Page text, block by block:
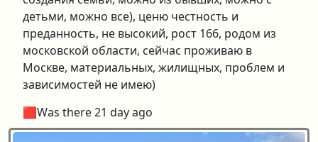
детьми, можно все), ценю честность и
преданность, не высокий, рост 166, родом из
московской области, сейчас проживаю в
Москве, материальных, жилищных, проблем и
зависимостей не имею)
🟥Was there 21 day ago